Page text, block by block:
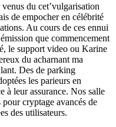
du cet’vulgarisation
de empocher en célébrité
Au cours de ces ennui
que commencement
le support video ou Karine
du acharnant ma
Des de parking
les parieurs en
à leur assurance. Nos salle
cryptage avancés de
des utilisateurs.